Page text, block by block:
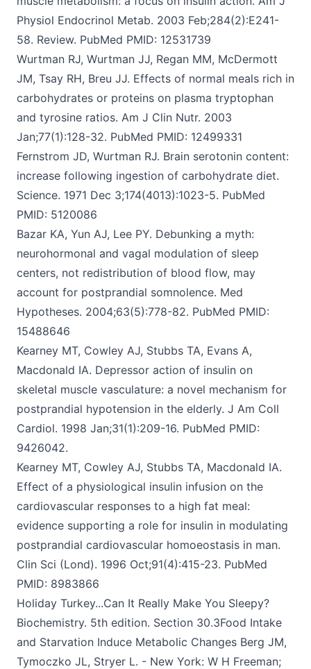
Physiol Endocrinol Metab. 2003 Feb;284(2):E241-
58. Review. PubMed PMID: 12531739
Wurtman RJ, Wurtman JJ, Regan MM, McDermott
JM, Tsay RH, Breu JJ. Effects of normal meals rich in
carbohydrates or proteins on plasma tryptophan
and tyrosine ratios. Am J Clin Nutr. 2003
Jan;77(1):128-32. PubMed PMID: 12499331
Fernstrom JD, Wurtman RJ. Brain serotonin content:
increase following ingestion of carbohydrate diet.
Science. 1971 Dec 3;174(4013):1023-5. PubMed
PMID: 5120086
Bazar KA, Yun AJ, Lee PY. Debunking a myth:
neurohormonal and vagal modulation of sleep
centers, not redistribution of blood flow, may
account for postprandial somnolence. Med
Hypotheses. 2004;63(5):778-82. PubMed PMID:
15488646
Kearney MT, Cowley AJ, Stubbs TA, Evans A,
Macdonald IA. Depressor action of insulin on
skeletal muscle vasculature: a novel mechanism for
postprandial hypotension in the elderly. J Am Coll
Cardiol. 1998 Jan;31(1):209-16. PubMed PMID:
9426042.
Kearney MT, Cowley AJ, Stubbs TA, Macdonald IA.
Effect of a physiological insulin infusion on the
cardiovascular responses to a high fat meal:
evidence supporting a role for insulin in modulating
postprandial cardiovascular homoeostasis in man.
Clin Sci (Lond). 1996 Oct;91(4):415-23. PubMed
PMID: 8983866
Holiday Turkey...Can It Really Make You Sleepy?
Biochemistry. 5th edition. Section 30.3Food Intake
and Starvation Induce Metabolic Changes Berg JM,
Tymoczko JL, Stryer L. - New York: W H Freeman;